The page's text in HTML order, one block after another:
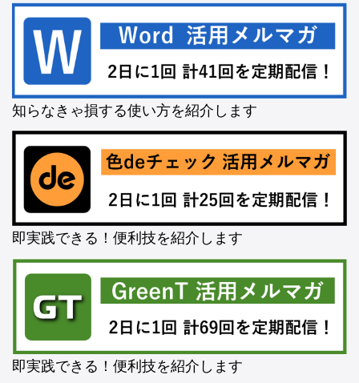
知らなきゃ損する使い方を紹介します
即実践できる！便利技を紹介します
即実践できる！便利技を紹介します